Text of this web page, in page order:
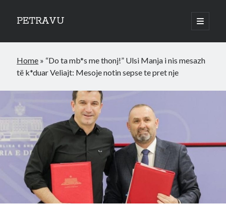
PETRAVU
open
primary
Sidebar
Bank
Credit Cards
Home » “Do ta mb*s me thonj!” Ulsi Manja i nis mesazh
të k*duar Veliajt: Mesoje notin sepse te pret nje